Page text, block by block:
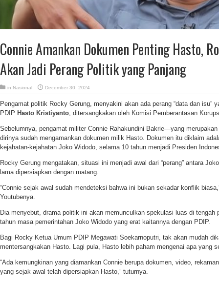
Connie Amankan Dokumen Penting Hasto,
Akan Jadi Perang Politik yang Panjang
in Nasional December 30, 2024
Pengamat politik Rocky Gerung, menyakini akan ada perang “data dan isu”
PDIP Hasto Kristiyanto, ditersangkakan oleh Komisi Pemberantasan
Sebelumnya, pengamat militer Connie Rahakundini Bakrie—yang
dirinya sudah mengamankan dokumen milik Hasto. Dokumen itu diklaim
kejahatan-kejahatan Joko Widodo, selama 10 tahun menjadi Presiden
Rocky Gerung mengatakan, situasi ini menjadi awal dari “perang” antara
lama dipersiapkan dengan matang.
“Connie sejak awal sudah mendeteksi bahwa ini bukan sekadar konflik
Youtubenya.
Dia menyebut, drama politik ini akan memunculkan spekulasi luas di tengah
tahun masa pemerintahan Joko Widodo yang erat kaitannya dengan PDIP.
Bagi Rocky Ketua Umum PDIP Megawati Soekarnoputri, tak akan mudah
mentersangkakan Hasto. Lagi pula, Hasto lebih paham mengenai apa yang
“Ada kemungkinan yang diamankan Connie berupa dokumen, video,
yang sejak awal telah dipersiapkan Hasto,” tuturnya.